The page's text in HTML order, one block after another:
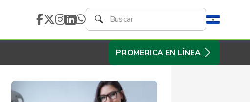
PROMERICA EN LÍNEA